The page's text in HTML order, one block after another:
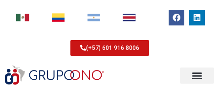
(+57) 601 916 8006